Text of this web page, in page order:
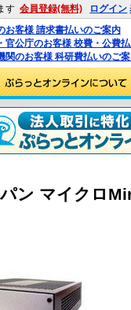
す 会員登録(無料) ログイン
お客様 請求書払いのご案内
官公庁のお客様 校費・公費
関のお客様 科研費払いのご
ン マイクロ